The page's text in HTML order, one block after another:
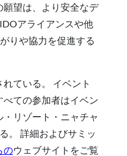
望は、より安全なデ
アライアンスや他
りや協力を促進する
ている。 イベント
ての参加者はイベン
・リゾート・ニャチャ
。 詳細およびサミッ
のウェブサイトをご覧